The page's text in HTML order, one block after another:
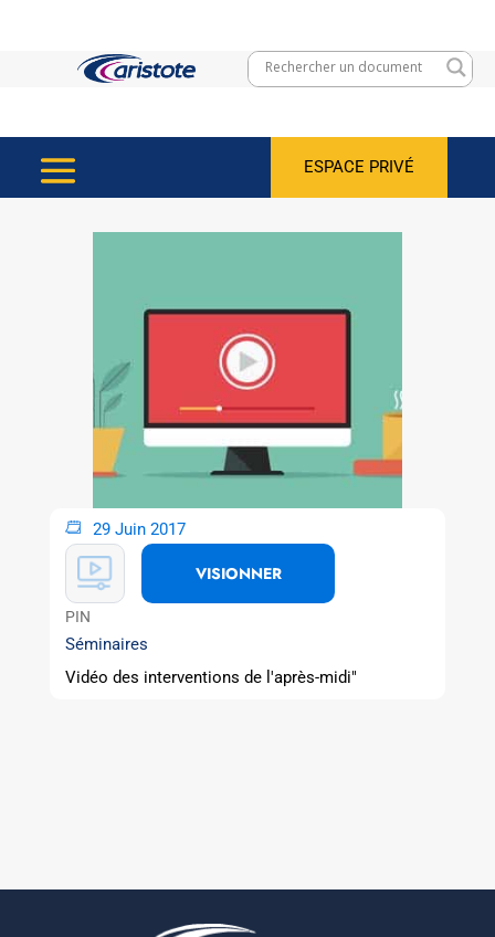
ESPACE PRIVÉ
29 Juin 2017
VISIONNER
PIN
Séminaires
Vidéo des interventions de l'après-midi"